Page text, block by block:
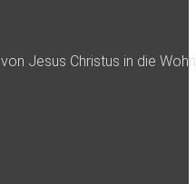
Jesus Christus in die